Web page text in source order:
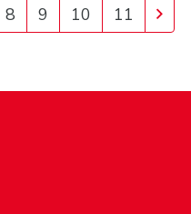
8 9 10 11